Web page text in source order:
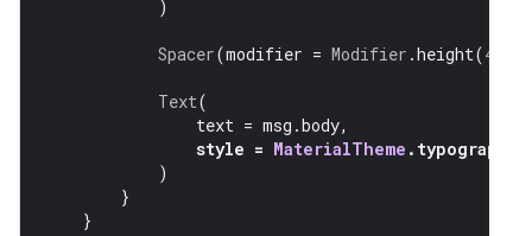
Spacer(modifier = Modifier.height
Text
text = msg.body
style = MaterialTheme.